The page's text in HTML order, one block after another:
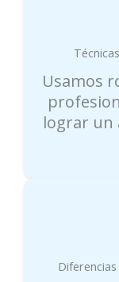
Usamos
lograr un